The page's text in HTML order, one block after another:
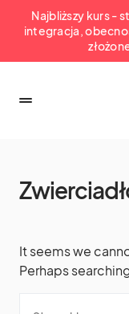
Najbliższy kurs -
integracja,
It seems we
Perhaps